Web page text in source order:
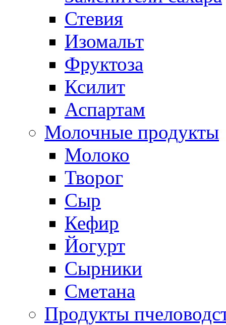
Стевия
Изомальт
Фруктоза
Ксилит
Аспартам
Молочные продукты
Молоко
Творог
Сыр
Кефир
Йогурт
Сырники
Сметана
Продукты